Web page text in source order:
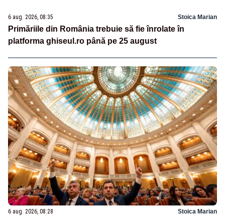
6 aug. 2026, 08:35 Stoica Marian
Primăriile din România trebuie să fie înrolate în
platforma ghiseul.ro până pe 25 august
6 aug. 2026, 08:28 Stoica Marian